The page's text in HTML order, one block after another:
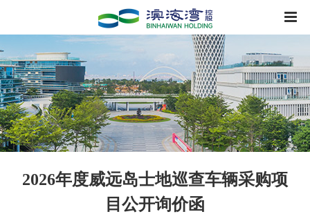
2026年度威远岛士地巡查车辆采购项
目公开询价函